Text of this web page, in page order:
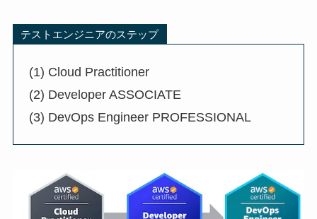
テストエンジニアのステップ
(1) Cloud Practitioner
(2) Developer ASSOCIATE
(3) DevOps Engineer PROFESSIONAL